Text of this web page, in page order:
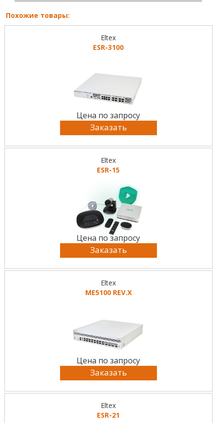
Похожие товары:
Eltex
ESR-3100
Цена по запросу
Заказать
Eltex
ESR-15
Цена по запросу
Заказать
Eltex
ME5100 REV.X
Цена по запросу
Заказать
Eltex
ESR-21